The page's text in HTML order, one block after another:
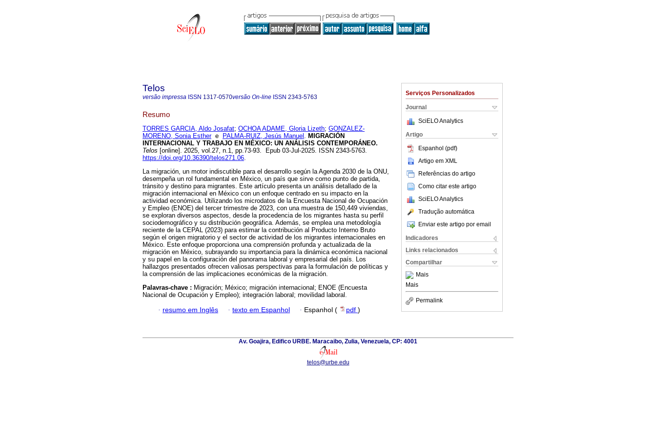
Serviços Personalizados
Journal
SciELO Analytics
Artigo
Espanhol (pdf)
Artigo em XML
Referências do artigo
Como citar este artigo
SciELO Analytics
Tradução automática
Enviar este artigo por email
Indicadores
Links relacionados
Compartilhar
Mais
Mais
Permalink
Telos
versão impressa ISSN 1317-0570versão On-line ISSN 2343-5763
Resumo
TORRES GARCIA, Aldo Josafat; OCHOA ADAME, Gloria Lizeth; GONZALEZ-
MORENO, Sonia Esthere PALMA-RUIZ, Jesús Manuel . MIGRACIÓN
INTERNACIONAL Y TRABAJO EN MÉXICO: UN ANÁLISIS CONTEMPORÁNEO.
Telos [online]. 2025, vol.27, n.1, pp.73-93. Epub 03-Jul-2025. ISSN 2343-5763.
https://doi.org/10.36390/telos271.06.
La migración, un motor indiscutible para el desarrollo según la Agenda 2030 de la ONU,
desempeña un rol fundamental en México, un país que sirve como punto de partida,
tránsito y destino para migrantes. Este artículo presenta un análisis detallado de la
migración internacional en México con un enfoque centrado en su impacto en la
actividad económica. Utilizando los microdatos de la Encuesta Nacional de Ocupación
y Empleo (ENOE) del tercer trimestre de 2023, con una muestra de 150,449 viviendas,
se exploran diversos aspectos, desde la procedencia de los migrantes hasta su perfil
sociodemográfico y su distribución geográfica. Además, se emplea una metodología
reciente de la CEPAL (2023) para estimar la contribución al Producto Interno Bruto
según el origen migratorio y el sector de actividad de los migrantes internacionales en
México. Este enfoque proporciona una comprensión profunda y actualizada de la
migración en México, subrayando su importancia para la dinámica económica nacional
y su papel en la configuración del panorama laboral y empresarial del país. Los
hallazgos presentados ofrecen valiosas perspectivas para la formulación de políticas y
la comprensión de las implicaciones económicas de la migración.
Palavras-chave : Migración; México; migración internacional; ENOE (Encuesta
Nacional de Ocupación y Empleo); integración laboral; movilidad laboral.
· resumo em Inglês · texto em Espanhol · Espanhol ( pdf )
Av. Goajira, Edifico URBE. Maracaibo, Zulia, Venezuela, CP: 4001
telos@urbe.edu